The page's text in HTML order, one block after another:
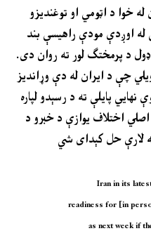
خوا د اټومي او توغندیزو
له اوږدې مودې راهیسې بند
د پرمختګ لور ته روان دی.
چې د ایران له دې وړاندیز
پایلې ته د رسېدو لپاره
اختلاف یوازې د خبرو د
لارې حل کېدای شي
Iran in its
readiness for [in
as next week if